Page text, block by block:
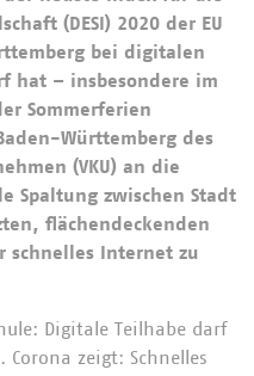
(DESI) 2020 der EU
bei digitalen
hat – insbesondere im
Sommerferien
Württemberg des
(VKU) an die
Spaltung zwischen Stadt
flächendeckenden
schnelles Internet zu
Digitale Teilhabe darf
Corona zeigt: Schnelles